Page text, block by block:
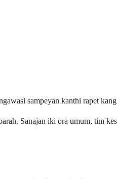
sampeyan kanthi rapet
Sanajan iki ora umum, tim